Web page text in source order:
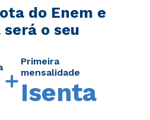
do Enem e
o seu
Primeira
mensalidade
Isenta